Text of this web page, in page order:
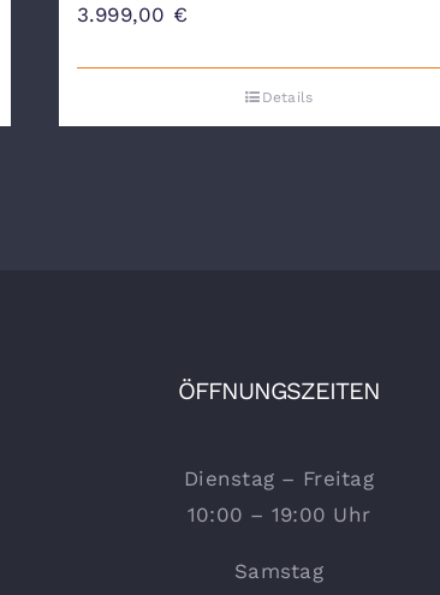
3.999,00 €
Details
ÖFFNUNGSZEITEN
Dienstag – Freitag
10:00 – 19:00 Uhr
Samstag